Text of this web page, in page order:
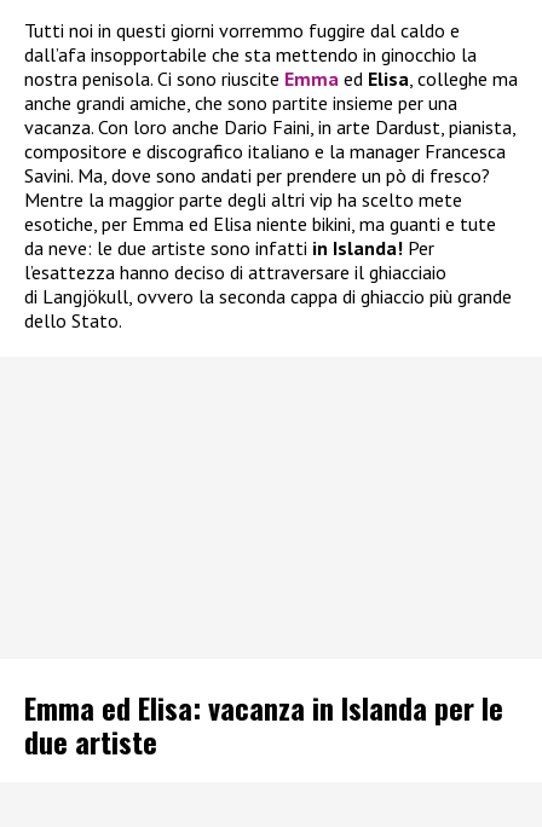
Tutti noi in questi giorni vorremmo fuggire dal caldo e
dall’afa insopportabile che sta mettendo in ginocchio la
nostra penisola. Ci sono riuscite Emma ed Elisa , colleghe ma
anche grandi amiche, che sono partite insieme per una
vacanza. Con loro anche Dario Faini, in arte Dardust, pianista,
compositore e discografico italiano e la manager Francesca
Savini. Ma, dove sono andati per prendere un pò di fresco?
Mentre la maggior parte degli altri vip ha scelto mete
esotiche, per Emma ed Elisa niente bikini, ma guanti e tute
da neve: le due artiste sono infatti in Islanda! Per
l’esattezza hanno deciso di attraversare il ghiacciaio
di Langjökull, ovvero la seconda cappa di ghiaccio più grande
dello Stato.
Emma ed Elisa: vacanza in Islanda per le
due artiste